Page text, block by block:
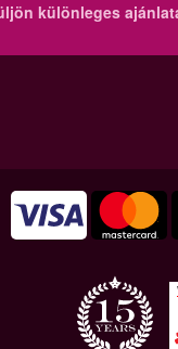
különleges